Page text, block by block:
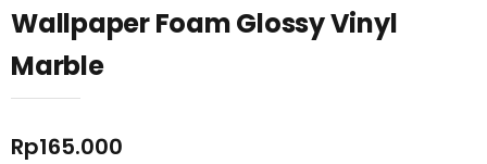
Wallpaper Foam Glossy Vinyl
Marble
Rp165.000